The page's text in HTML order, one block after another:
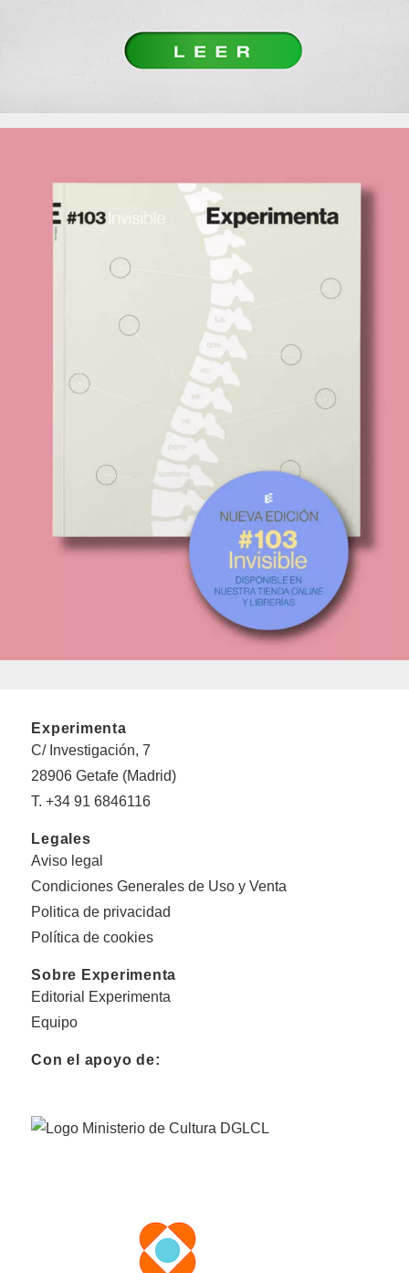
Experimenta
C/ Investigación, 7
28906 Getafe (Madrid)
T. +34 91 6846116
Legales
Aviso legal
Condiciones Generales de Uso y Venta
Politica de privacidad
Política de cookies
Sobre Experimenta
Editorial Experimenta
Equipo
Con el apoyo de: